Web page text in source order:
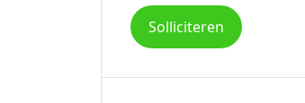
Solliciteren